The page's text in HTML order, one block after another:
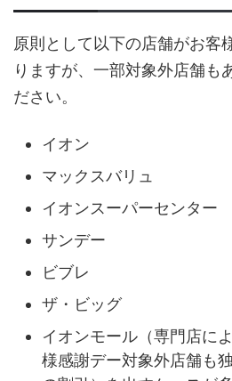
原則として以下の店舗がお客
りますが、一部対象外店舗も
ださい。
イオン
マックスバリュ
イオンスーパーセンター
サンデー
ビブレ
ザ・ビッグ
イオンモール（専門店に
様感謝デー対象外店舗も